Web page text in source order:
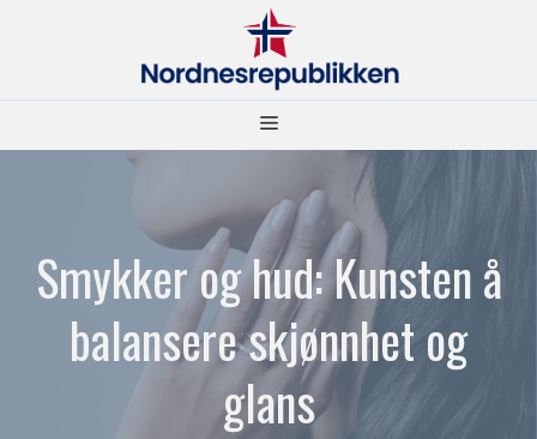
Meny
Smykker og hud: Kunsten å
balansere skjønnhet og
glans